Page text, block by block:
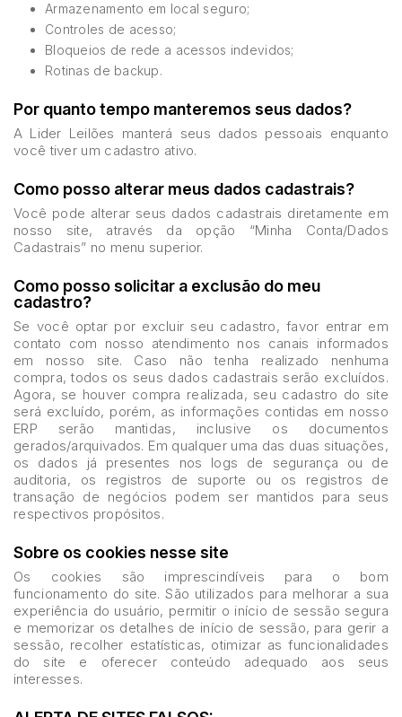
Armazenamento em local seguro;
Controles de acesso;
Bloqueios de rede a acessos indevidos;
Rotinas de backup.
Por quanto tempo manteremos seus dados?
A Lider Leilões manterá seus dados pessoais enquanto
você tiver um cadastro ativo.
Como posso alterar meus dados cadastrais?
Você pode alterar seus dados cadastrais diretamente em
nosso site, através da opção “Minha Conta/Dados
Cadastrais” no menu superior.
Como posso solicitar a exclusão do meu
cadastro?
Se você optar por excluir seu cadastro, favor entrar em
contato com nosso atendimento nos canais informados
em nosso site. Caso não tenha realizado nenhuma
compra, todos os seus dados cadastrais serão excluídos.
Agora, se houver compra realizada, seu cadastro do site
será excluído, porém, as informações contidas em nosso
ERP serão mantidas, inclusive os documentos
gerados/arquivados. Em qualquer uma das duas situações,
os dados já presentes nos logs de segurança ou de
auditoria, os registros de suporte ou os registros de
transação de negócios podem ser mantidos para seus
respectivos propósitos.
Sobre os cookies nesse site
Os cookies são imprescindíveis para o bom
funcionamento do site. São utilizados para melhorar a sua
experiência do usuário, permitir o início de sessão segura
e memorizar os detalhes de início de sessão, para gerir a
sessão, recolher estatísticas, otimizar as funcionalidades
do site e oferecer conteúdo adequado aos seus
interesses.